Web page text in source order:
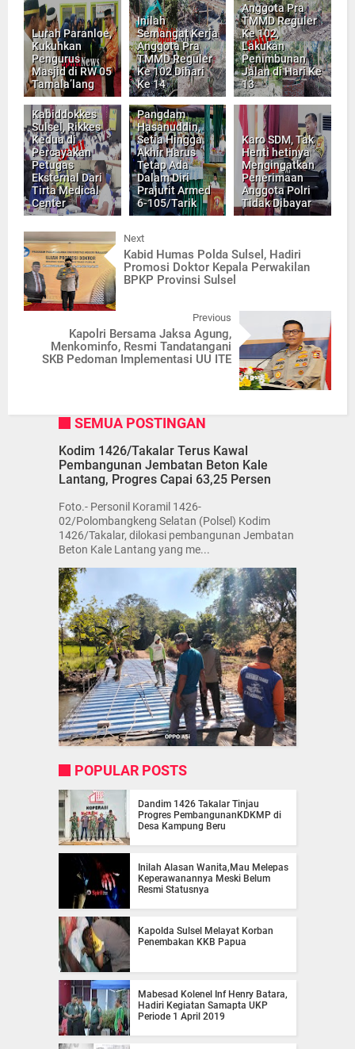
Lurah Paranloe,
Kukuhkan
Pengurus
Masjid di RW 05
Tamala’lang
Inilah
Semangat Kerja
Anggota Pra
TMMD Reguler
Ke 102 Dihari
Ke 14
Anggota Pra
TMMD Reguler
Ke 102,
Lakukan
Penimbunan
Jalan di Hari Ke
13
Kabiddokkes
Sulsel, Rikkes
Kedua di
Percayakan
Petugas
Eksternal Dari
Tirta Medical
Center
Pangdam
Hasanuddin,
Setia Hingga
Akhir Harus
Tetap Ada
Dalam Diri
Prajurit Armed
6-105/Tarik
Karo SDM, Tak
Henti hetinya
Mengingatkan
Penerimaan
Anggota Polri
Tidak Dibayar
Next
Kabid Humas Polda Sulsel, Hadiri
Promosi Doktor Kepala Perwakilan
BPKP Provinsi Sulsel
Previous
Kapolri Bersama Jaksa Agung,
Menkominfo, Resmi Tandatangani
SKB Pedoman Implementasi UU ITE
SEMUA POSTINGAN
Kodim 1426/Takalar Terus Kawal
Pembangunan Jembatan Beton Kale
Lantang, Progres Capai 63,25 Persen
Foto.- Personil Koramil 1426-
02/Polombangkeng Selatan (Polsel) Kodim
1426/Takalar, dilokasi pembangunan Jembatan
Beton Kale Lantang yang me...
POPULAR POSTS
Dandim 1426 Takalar Tinjau
Progres PembangunanKDKMP di
Desa Kampung Beru
Inilah Alasan Wanita,Mau Melepas
Keperawanannya Meski Belum
Resmi Statusnya
Kapolda Sulsel Melayat Korban
Penembakan KKB Papua
Mabesad Kolenel Inf Henry Batara,
Hadiri Kegiatan Samapta UKP
Periode 1 April 2019